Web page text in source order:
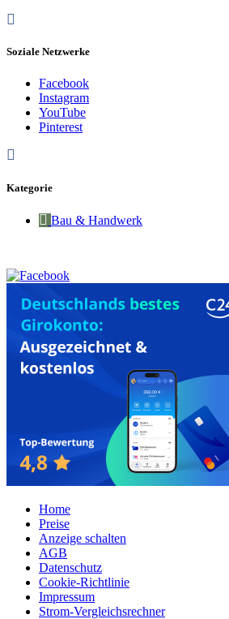
Soziale Netzwerke
Facebook
Instagram
YouTube
Pinterest
Kategorie
Bau & Handwerk
Home
Preise
Anzeige schalten
AGB
Datenschutz
Cookie-Richtlinie
Impressum
Strom-Vergleichsrechner